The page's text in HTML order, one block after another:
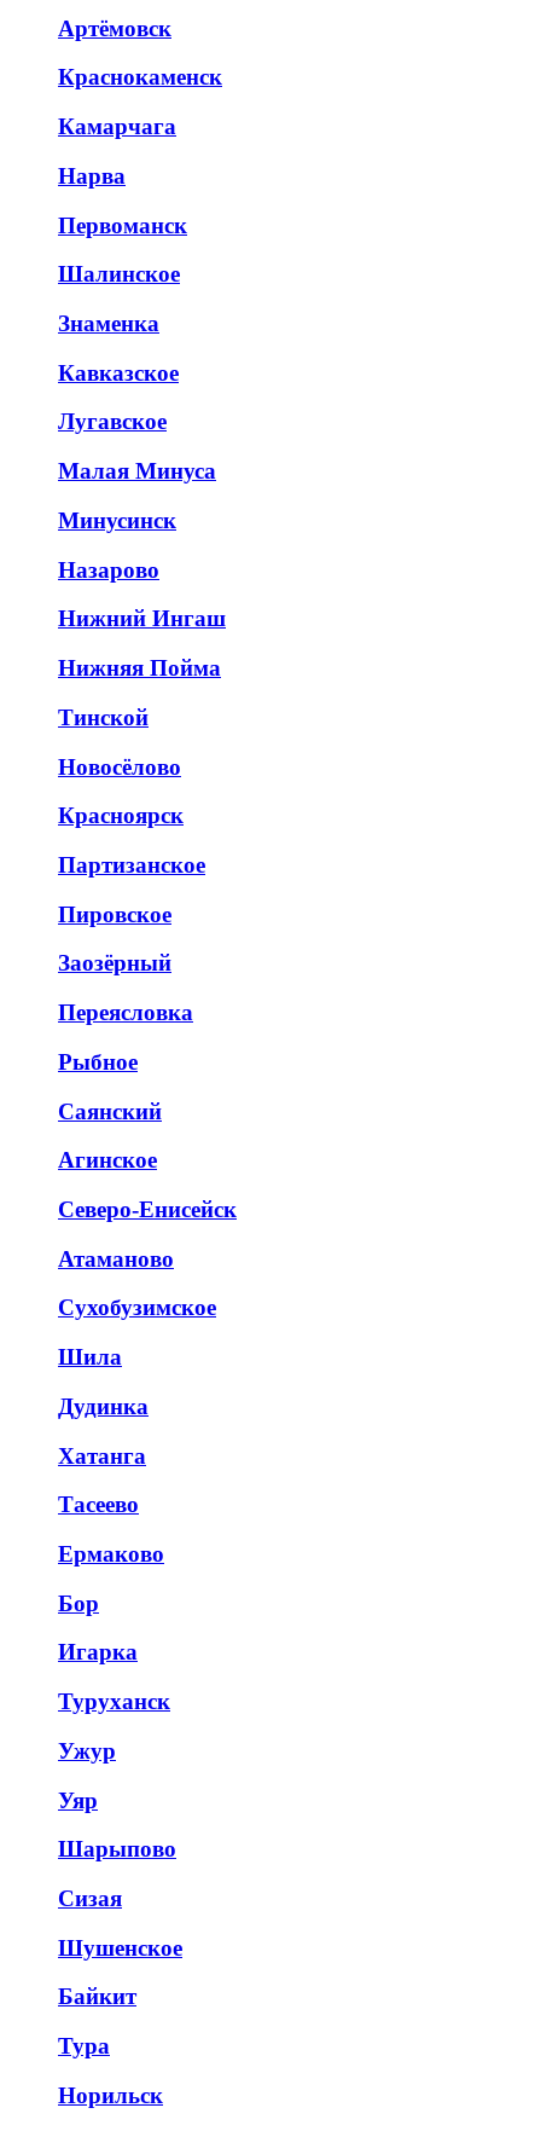
Артёмовск
Краснокаменск
Камарчага
Нарва
Первоманск
Шалинское
Знаменка
Кавказское
Лугавское
Малая Минуса
Минусинск
Назарово
Нижний Ингаш
Нижняя Пойма
Тинской
Новосёлово
Красноярск
Партизанское
Пировское
Заозёрный
Переясловка
Рыбное
Саянский
Агинское
Северо-Енисейск
Атаманово
Сухобузимское
Шила
Дудинка
Хатанга
Тасеево
Ермаково
Бор
Игарка
Туруханск
Ужур
Уяр
Шарыпово
Сизая
Шушенское
Байкит
Тура
Норильск